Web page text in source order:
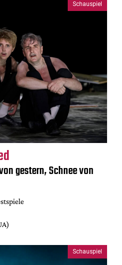
Schauspiel
gestern, Schnee von
Schauspiel